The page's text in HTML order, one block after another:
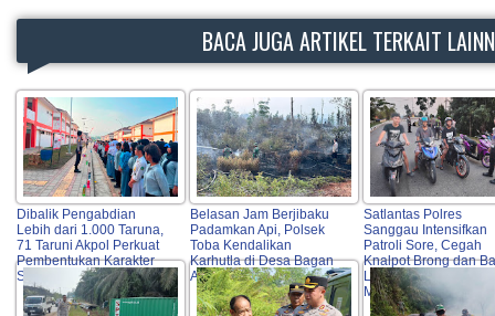
BACA JUGA ARTIKEL TERKAIT
Dibalik Pengabdian
Lebih dari 1.000 Taruna,
71 Taruni Akpol Perkuat
Pembentukan Karakter
Siswa Sekolah Rakyat
Belasan Jam Berjibaku
Padamkan Api, Polsek
Toba Kendalikan
Karhutla di Desa Bagan
Asam
Satlantas Polres
Sanggau Intensifkan
Patroli Sore, Cegah
Knalpot Brong dan
Liar Demi
Masyarakat